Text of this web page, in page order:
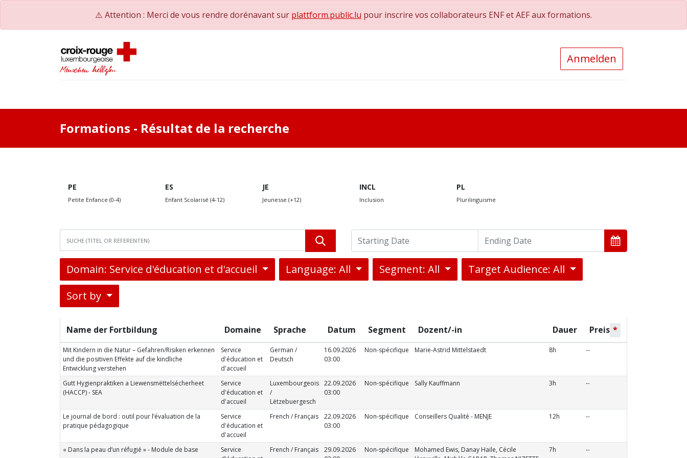
⚠️ Attention : Merci de vous rendre dorénavant sur plattform.public.lu pour inscrire vos collaborateurs ENF et AEF aux formations.
Anmelden
Formations - Résultat de la recherche
PE
Petite Enfance (0-4)
ES
Enfant Scolarisé (4-12)
JE
Jeunesse (+12)
INCL
Inclusion
PL
Plurilinguisme
Domain: Service d'éducation et d'accueil Language: All Segment: All
Target Audience: All
Sort by
Name der Fortbildung Domaine Sprache Datum Segment Dozent/-in Dauer Preis *
Mit Kindern in die Natur – Gefahren/Risiken erkennen
und die positiven Effekte auf die kindliche
Entwicklung verstehen
Service
d'éducation et
d'accueil
German /
Deutsch
16.09.2026
03:00
Non-spécifique Marie-Astrid Mittelstaedt 8h --
Gutt Hygienpraktiken a Liewensmëttelsécherheet
(HACCP) - SEA
Service
d'éducation et
d'accueil
Luxembourgeois
/
Lëtzebuergesch
22.09.2026
03:00
Non-spécifique Sally Kauffmann 3h --
Le journal de bord : outil pour l’évaluation de la
pratique pédagogique
Service
d'éducation et
d'accueil
French / Français
22.09.2026
03:00
Non-spécifique Conseillers Qualité - MENJE 12h --
« Dans la peau d’un réfugié » - Module de base
Service
French / Français
29.09.2026
Non-spécifique
Mohamed Ewis, Danay Haile, Cécile
7h --